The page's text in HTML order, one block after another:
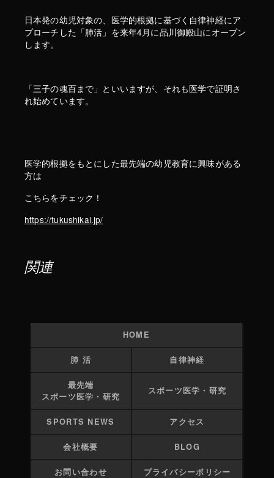
日本発の幼児対象の、医学的根拠に基づく自律神経にア
プローチした「肺活」を来年4月に品川御殿山にオープン
します。
「三子の魂百まで」といいますが、それも医学で証明さ
れ始めています。
医学的根拠をもとにした最先端の幼児教育に興味がある
方は
こちらをチェック！
https://tukushikai.jp/
関連
HOME
肺 活 自律神経
最先端
スポーツ医学・研究
スポーツ医学・研究
SPORTS NEWS アクセス
会社概要 BLOG
お問い合わせ プライバシーポリシー